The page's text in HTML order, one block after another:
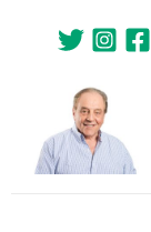
contenido
entradas